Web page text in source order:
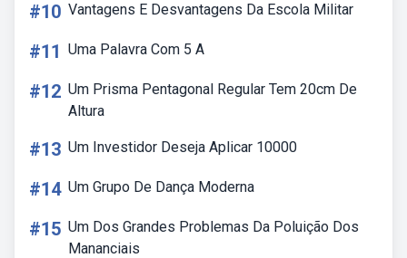
#10 Vantagens E Desvantagens Da Escola Militar
#11 Uma Palavra Com 5 A
#12 Um Prisma Pentagonal Regular Tem 20cm De
Altura
#13 Um Investidor Deseja Aplicar 10000
#14 Um Grupo De Dança Moderna
#15 Um Dos Grandes Problemas Da Poluição Dos
Mananciais